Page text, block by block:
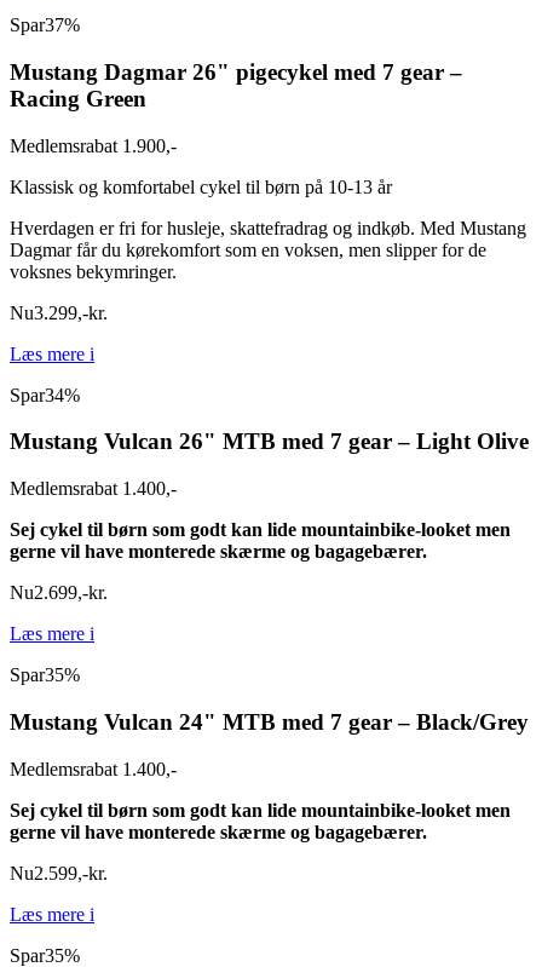
Spar37%
Mustang Dagmar 26" pigecykel med 7 gear –
Racing Green
Medlemsrabat 1.900,-
Klassisk og komfortabel cykel til børn på 10-13 år
Hverdagen er fri for husleje, skattefradrag og indkøb. Med Mustang
Dagmar får du kørekomfort som en voksen, men slipper for de
voksnes bekymringer.
Nu3.299,-kr.
Læs mere i
Spar34%
Mustang Vulcan 26" MTB med 7 gear – Light Olive
Medlemsrabat 1.400,-
Sej cykel til børn som godt kan lide mountainbike-looket men
gerne vil have monterede skærme og bagagebærer.
Nu2.699,-kr.
Læs mere i
Spar35%
Mustang Vulcan 24" MTB med 7 gear – Black/Grey
Medlemsrabat 1.400,-
Sej cykel til børn som godt kan lide mountainbike-looket men
gerne vil have monterede skærme og bagagebærer.
Nu2.599,-kr.
Læs mere i
Spar35%